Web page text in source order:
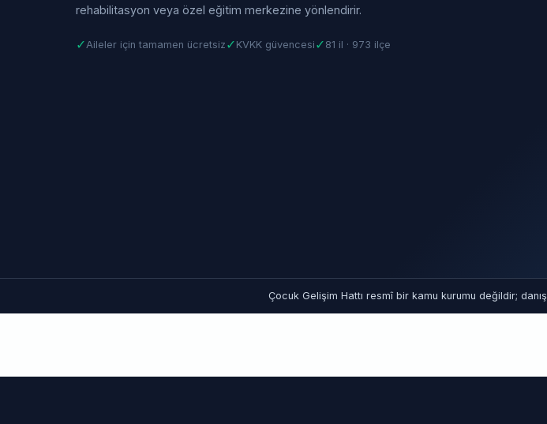
rehabilitasyon veya özel eğitim merkezine yönlendirir.
✓ Aileler için tamamen ücretsiz ✓ KVKK güvencesi ✓ 81 il · 973 ilçe
Çocuk Gelişim Hattı resmî bir kamu kurumu değildir;